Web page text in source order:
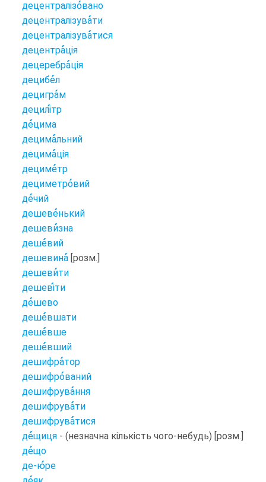
децентралізовано
децентралізувати
децентралізуватися
децентрація
децеребрація
децибел
дециграм
децилітр
децима
децимальний
децимація
дециметр
дециметровий
дечий
дешевенький
дешевизна
дешевий
дешевина [розм.]
дешевити
дешевіти
дешево
дешевшати
дешевше
дешевший
дешифратор
дешифрований
дешифрування
дешифрувати
дешифруватися
дещиця - (незначна кількість чого-небудь) [розм.]
дещо
де-юре